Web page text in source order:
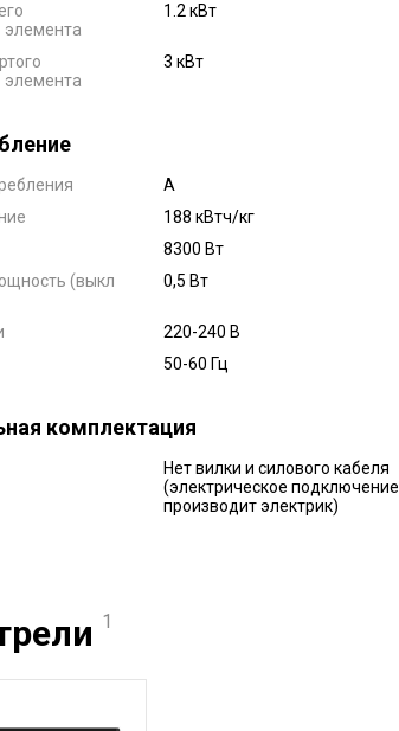
элемента
1.2 кВт
элемента
3 кВт
А
188 кВтч/кг
8300 Вт
(выкл
0,5 Вт
220-240 В
50-60 Гц
комплектация
Нет вилки и силового кабеля
(электрическое подключение
производит электрик)
1